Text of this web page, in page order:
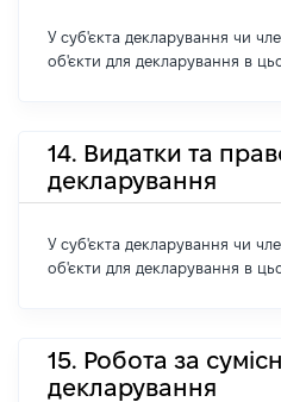
У суб'єкта декларування чи
об'єкти для декларування в
14. Видатки та
декларування
У суб'єкта декларування чи
об'єкти для декларування в
15. Робота за
декларування